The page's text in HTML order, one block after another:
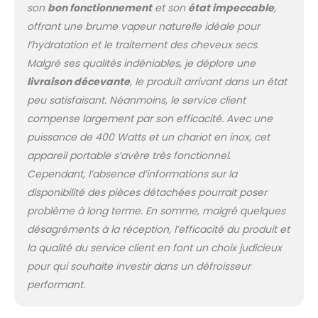
notre chariot en acier
inoxydable offre
d'espace pour placer
et ranger vos objets
essentiels, avec une
structure à 3 couches
Pratique pour vous
permettre d'utiliser et
de placer les produits
et articles nécessaires
dans le processus de
service des clients,
améliorant votre
efficacité de travail et
votre commodité.
Machine à vapeur
professionnelle :
son bon fonctionnementet son état impeccable,
offrant une brume vapeur naturelle idéale pour
l’hydratation et le traitement des cheveux secs.
Malgré ses qualités indéniables, je déplore une
livraison décevante, le produit arrivant dans un état
peu satisfaisant. Néanmoins, le service client
compense largement par son efficacité. Avec une
puissance de 400 Watts et un chariot en inox, cet
appareil portable s’avère très fonctionnel.
Cependant, l’absence d’informations sur la
disponibilité des pièces détachées pourrait poser
problème à long terme. En somme, malgré quelques
désagréments à la réception, l’efficacité du produit et
la qualité du service client en font un choix judicieux
pour qui souhaite investir dans un défroisseur
performant.